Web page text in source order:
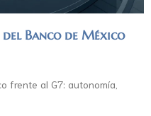
Banco de México
frente al G7: autonomía,